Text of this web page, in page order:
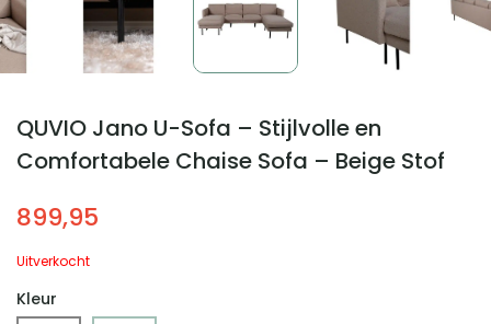
QUVIO Jano U-Sofa – Stijlvolle en
Comfortabele Chaise Sofa – Beige Stof
899,95
Uitverkocht
Kleur